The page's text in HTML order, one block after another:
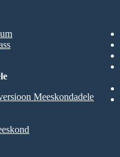
Meeskondadele